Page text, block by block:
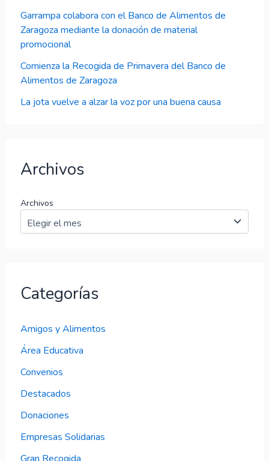
Garrampa colabora con el Banco de Alimentos de
Zaragoza mediante la donación de material
promocional
Comienza la Recogida de Primavera del Banco de
Alimentos de Zaragoza
La jota vuelve a alzar la voz por una buena causa
Archivos
Archivos
Categorías
Amigos y Alimentos
Área Educativa
Convenios
Destacados
Donaciones
Empresas Solidarias